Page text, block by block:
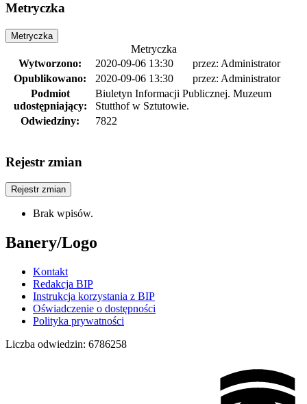
Metryczka
Metryczka
Metryczka
Wytworzono:
2020-09-06 13:30 przez: Administrator
Opublikowano:
2020-09-06 13:30 przez: Administrator
Podmiot
udostępniający:
Biuletyn Informacji Publicznej. Muzeum
Stutthof w Sztutowie.
Odwiedziny:
7822
Rejestr zmian
Rejestr zmian
Brak wpisów.
Banery/Logo
Kontakt
Redakcja BIP
Instrukcja korzystania z BIP
Oświadczenie o dostępności
Polityka prywatności
Liczba odwiedzin: 6786258